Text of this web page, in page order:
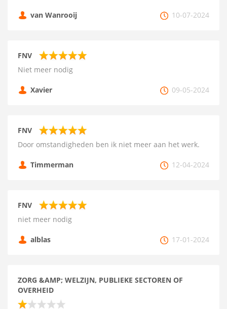
van Wanrooij 10-07-2024
FNV
Niet meer nodig
Xavier 09-05-2024
FNV
Door omstandigheden ben ik niet meer aan het werk.
Timmerman 12-04-2024
FNV
niet meer nodig
alblas 17-01-2024
ZORG &AMP; WELZIJN, PUBLIEKE SECTOREN OF
OVERHEID